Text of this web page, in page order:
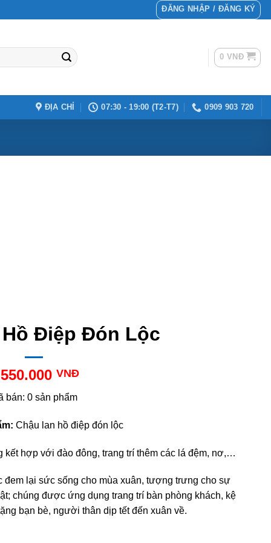
ĐĂNG NHẬP / ĐĂNG KÝ
0 VNĐ
ĐỊA CHỈ 07:30 - 19:00 (T2-T7) 0909 903 720
Điệp Đón Lộc
VNĐ
bán: 0 sản phẩm
Chậu lan hồ điệp đón lộc
kết hợp với đào đông, trang trí thêm các lá đệm, nơ,…
đem lại sức sống cho mùa xuân, tượng trưng cho sự
chúng được ứng dụng trang trí bàn phòng khách, kệ
bạn bè, người thân dịp tết đến xuân về.